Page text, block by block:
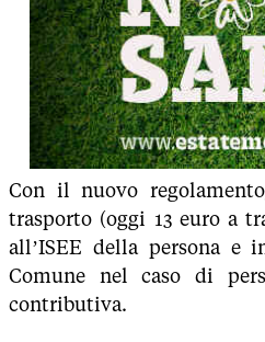
Con il nuovo
trasporto (oggi 13 euro a
all’ISEE della persona e
Comune nel caso di
contributiva.